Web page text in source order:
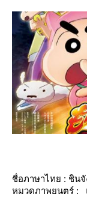
ชื่อภาษาไทย : ชินจั
หมวดภาพยนตร์ :